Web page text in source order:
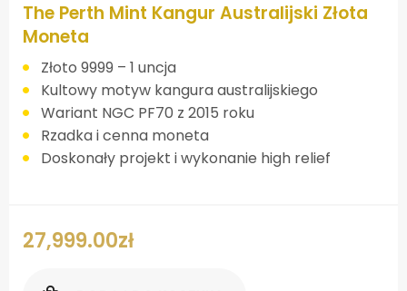
The Perth Mint Kangur Australijski Złota
Moneta
Złoto 9999 – 1 uncja
Kultowy motyw kangura australijskiego
Wariant NGC PF70 z 2015 roku
Rzadka i cenna moneta
Doskonały projekt i wykonanie high relief
27,999.00zł